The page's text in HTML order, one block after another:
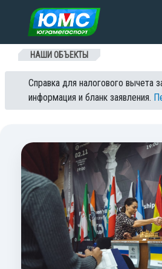
Перейти к содержанию
НАШИ ОБЪЕКТЫ
Справка для налогового вычета
информация и бланк заявления.